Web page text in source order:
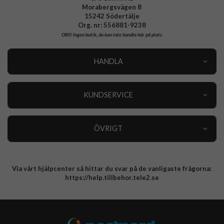
Morabergsvägen 8
15242 Södertälje
Org. nr: 556881-9238
OBS!Ingen butik, du kan inte handla här på plats
HANDLA
KUNDSERVICE
ÖVRIGT
Integritetspolicy
Via vårt hjälpcenter så hittar du svar på de vanligaste frågorna:
https://help.tillbehor.tele2.se